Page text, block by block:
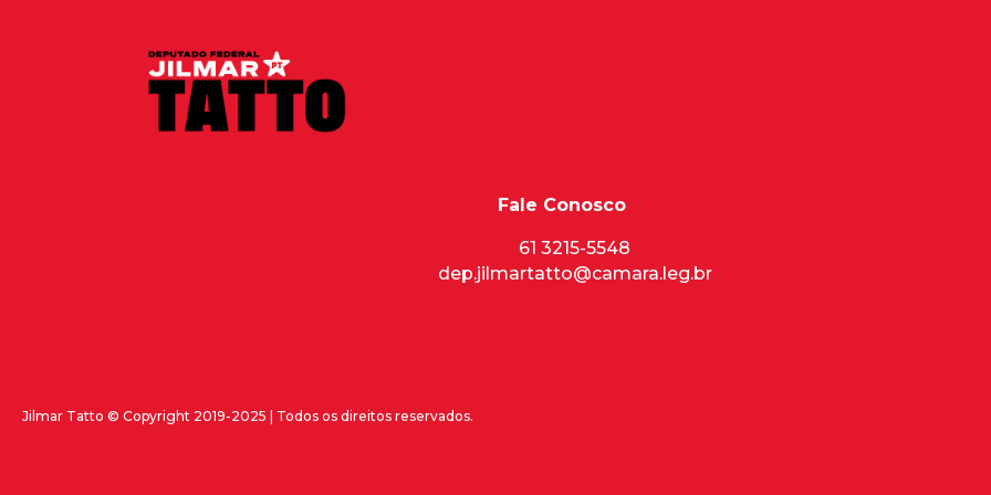
Fale Conosco
61 3215-5548
dep.jilmartatto@camara.leg.br
Jilmar Tatto © Copyright 2019-2025 | Todos os direitos reservados.